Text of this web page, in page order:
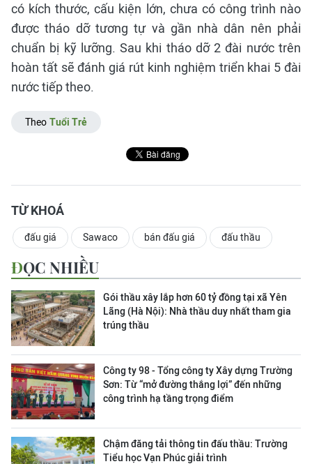
có kích thước, cấu kiện lớn, chưa có công trình nào
được tháo dỡ tương tự và gần nhà dân nên phải
chuẩn bị kỹ lưỡng. Sau khi tháo dỡ 2 đài nước trên
hoàn tất sẽ đánh giá rút kinh nghiệm triển khai 5 đài
nước tiếp theo.
Theo Tuổi Trẻ
TỪ KHOÁ
đấu giá Sawaco bán đấu giá đấu thầu
ĐỌC NHIỀU
Gói thầu xây lắp hơn 60 tỷ đồng tại xã Yên
Lãng (Hà Nội): Nhà thầu duy nhất tham gia
trúng thầu
Công ty 98 - Tổng công ty Xây dựng Trường
Sơn: Từ “mở đường thắng lợi” đến những
công trình hạ tầng trọng điểm
Chậm đăng tải thông tin đấu thầu: Trường
Tiểu học Vạn Phúc giải trình